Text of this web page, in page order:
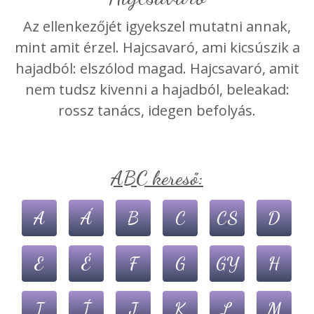
Az ellenkezőjét igyekszel mutatni annak,
mint amit érzel. Hajcsavaró, ami kicsúszik a
hajadból: elszólod magad. Hajcsavaró, amit
nem tudsz kivenni a hajadból, beleakad:
rossz tanács, idegen befolyás.
ABC kereső:
A Á B C CS D
E É F G GY H
I Í J K L M